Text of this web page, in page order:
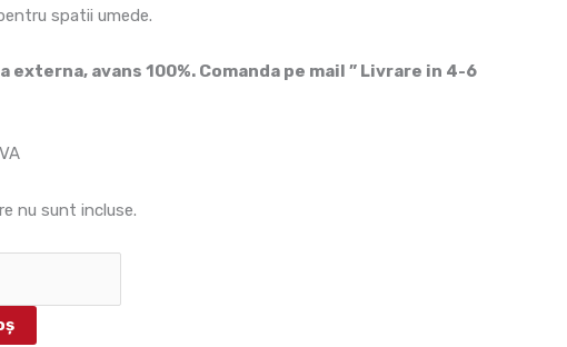
spatii umede.
externa, avans 100%. Comanda pe mail ” Livrare in 4-6
nu sunt incluse.